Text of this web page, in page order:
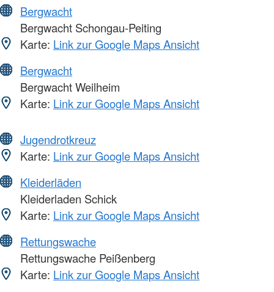
Bergwacht
Bergwacht Schongau-Peiting
Karte: Link zur Google Maps Ansicht
Bergwacht
Bergwacht Weilheim
Karte: Link zur Google Maps Ansicht
Jugendrotkreuz
Karte: Link zur Google Maps Ansicht
Kleiderläden
Kleiderladen Schick
Karte: Link zur Google Maps Ansicht
Rettungswache
Rettungswache Peißenberg
Karte: Link zur Google Maps Ansicht